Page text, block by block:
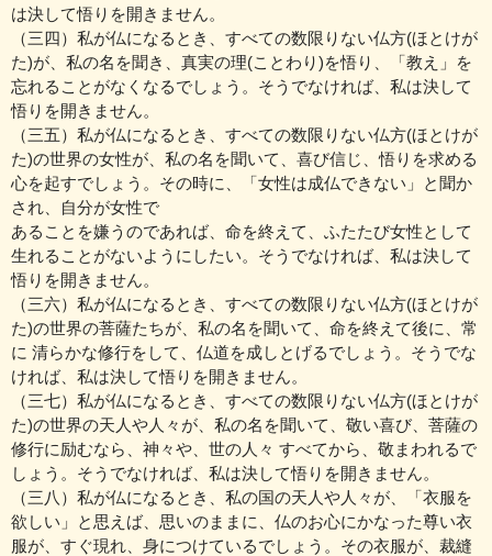
は決して悟りを開きません。
（三四）私が仏になるとき、すべての数限りない仏方(ほとけが
た)が、私の名を聞き、真実の理(ことわり)を悟り、「教え」を
忘れることがなくなるでしょう。そうでなければ、私は決して
悟りを開きません。
（三五）私が仏になるとき、すべての数限りない仏方(ほとけが
た)の世界の女性が、私の名を聞いて、喜び信じ、悟りを求める
心を起すでしょう。その時に、「女性は成仏できない」と聞か
され、自分が女性で
あることを嫌うのであれば、命を終えて、ふたたび女性として
生れることがないようにしたい。そうでなければ、私は決して
悟りを開きません。
（三六）私が仏になるとき、すべての数限りない仏方(ほとけが
た)の世界の菩薩たちが、私の名を聞いて、命を終えて後に、常
に 清らかな修行をして、仏道を成しとげるでしょう。そうでな
ければ、私は決して悟りを開きません。
（三七）私が仏になるとき、すべての数限りない仏方(ほとけが
た)の世界の天人や人々が、私の名を聞いて、敬い喜び、菩薩の
修行に励むなら、神々や、世の人々 すべてから、敬まわれるで
しょう。そうでなければ、私は決して悟りを開きません。
（三八）私が仏になるとき、私の国の天人や人々が、「衣服を
欲しい」と思えば、思いのままに、仏のお心にかなった尊い衣
服が、すぐ現れ、身につけているでしょう。その衣服が、裁縫